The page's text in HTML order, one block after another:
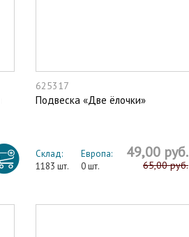
625317
Подвеска «Две ёлочки»
Склад:
1183 шт.
Европа:
0 шт.
49,00 руб.
65,00 руб.